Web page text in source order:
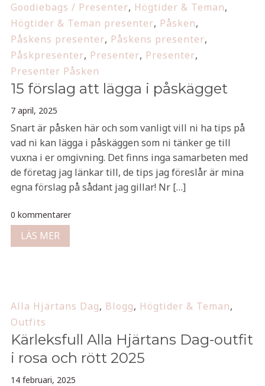
Goodiebags / Presenter, Högtider & Teman,
Högtider & Teman presenter, Påsken,
Påskens presenter, Påskens presenter,
Påskpresenter, Presenter, Presenter,
Presenter Påsken
15 förslag att lägga i påskägget
7 april, 2025
Snart är påsken här och som vanligt vill ni ha tips på
vad ni kan lägga i påskäggen som ni tänker ge till
vuxna i er omgivning. Det finns inga samarbeten med
de företag jag länkar till, de tips jag föreslår är mina
egna förslag på sådant jag gillar! Nr […]
0 kommentarer
LÄS MER
Alla Hjärtans Dag, Blogg, Högtider & Teman,
Outfits
Kärleksfull Alla Hjärtans Dag-outfit
i rosa och rött 2025
14 februari, 2025